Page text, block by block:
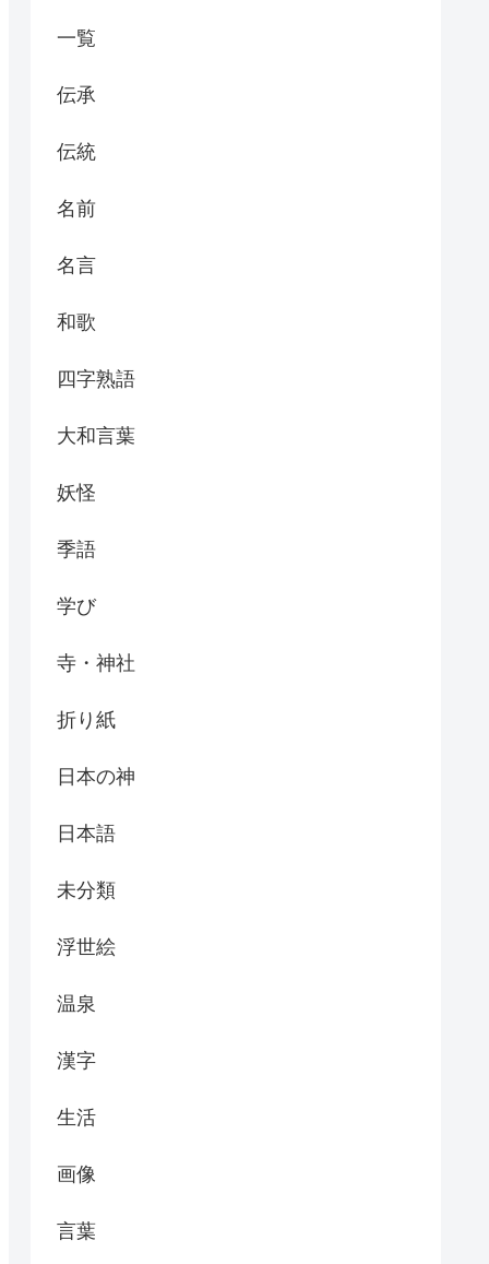
一覧
伝承
伝統
名前
名言
和歌
四字熟語
大和言葉
妖怪
季語
学び
寺・神社
折り紙
日本の神
日本語
未分類
浮世絵
温泉
漢字
生活
画像
言葉